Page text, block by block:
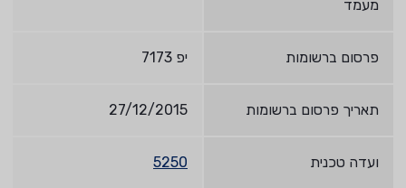
מעמד
פרסום ברשומות יפ 7173
תאריך פרסום ברשומות 27/12/2015
ועדה טכנית 5250